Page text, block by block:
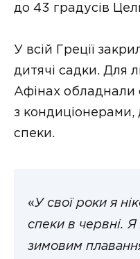
до 43 градусів
У всій Греції
дитячі садки. Для
Афінах обладнали
з кондиціонерами,
спеки.
«У свої роки я
спеки в червні. Я
зимовим